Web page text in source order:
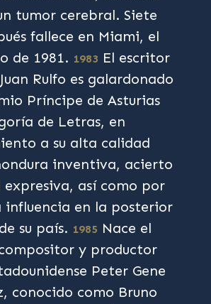
tumor cerebral. Siete
fallece en Miami, el
de 1981. 1983 El escritor
Rulfo es galardonado
Príncipe de Asturias
de Letras, en
a su alta calidad
inventiva, acierto
expresiva, así como por
influencia en la posterior
su país. 1985 Nace el
y productor
Peter Gene
conocido como Bruno